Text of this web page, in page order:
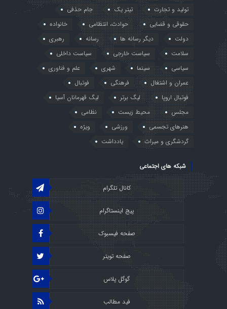
تولید و تجارت
تیتر یک
جام حذفی
حقوقی و قضایی
حوادث، انتظامی
خانواده
دولت
دیگر رسانه ها رسانه
رهبری
سلامت
سیاست خارجی
سیاست داخلی
سیاسی
سینما شهری
علم و فناوری
عمران و اشتغال
فرهنگی
فوتبال
فوتبال اروپا
لیگ برتر
لیگ قهرمانان آسیا
مجلس
محیط زیست
نظامی
هنرهای تجسمی
ورزشی
ویژه
گردشگری و میراث
یادداشت
شبکه های اجتماعی
کانال تلگرام
پیج اینستاگرام
صفحه فیسبوک
صفحه تویتر
گوگل پلاس
فید مطالب